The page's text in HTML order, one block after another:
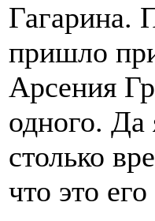
Гагарина.
пришло
Арсения
одного. Да
столько
что это